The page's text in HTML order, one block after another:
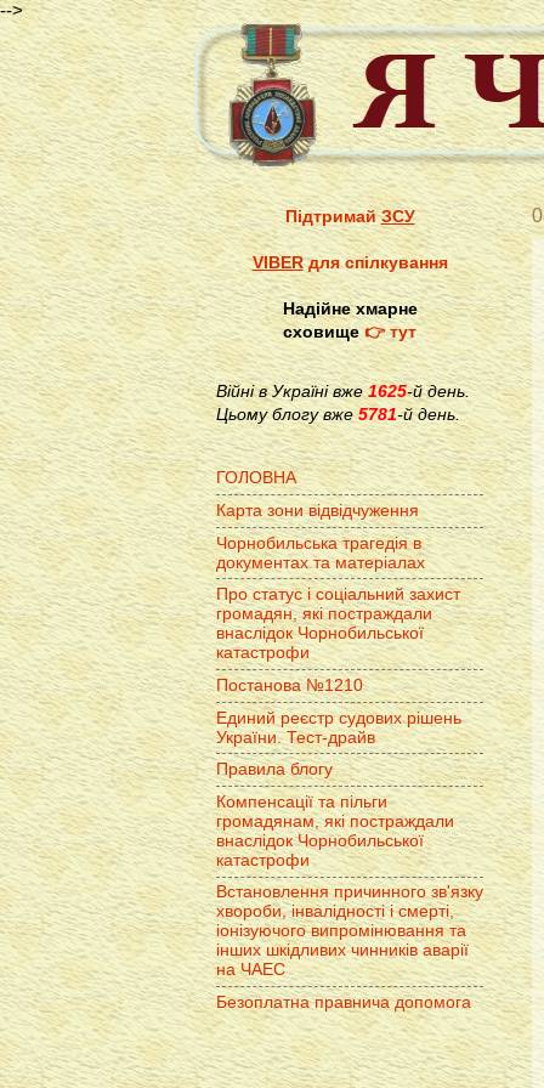
-->
ПідтримайЗСУ
VIBERдля спілкування
Надійне хмарне
сховище👉 тут
Війні в Україні вже1625-й день.
Цьому блогу вже 5781-й день.
ГОЛОВНА
Карта зони відвідчуження
Чорнобильська трагедія в
документах та матеріалах
Про статус і соціальний захист
громадян, які постраждали
внаслідок Чорнобильської
катастрофи
Постанова №1210
Единий реєстр судових рішень
України. Тест-драйв
Правила блогу
Компенсації та пільги
громадянам, які постраждали
внаслідок Чорнобильської
катастрофи
Встановлення причинного зв'язку
хвороби, інвалідності і смерті,
іонізуючого випромінювання та
інших шкідливих чинників аварії
на ЧАЕС
Безоплатна правнича допомога